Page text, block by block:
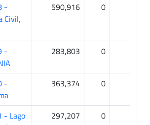
-
Civil,
590,916 0
-
283,803 0
-
363,374 0
- Lago
297,207 0